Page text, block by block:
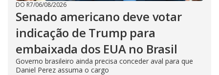
DO R7/06/08/2026
Senado americano deve votar
indicação de Trump para
embaixada dos EUA no Brasil
Governo brasileiro ainda precisa conceder aval para que
Daniel Perez assuma o cargo